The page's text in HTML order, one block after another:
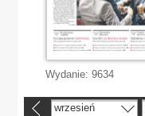
Wydanie: 9634
wrzesień